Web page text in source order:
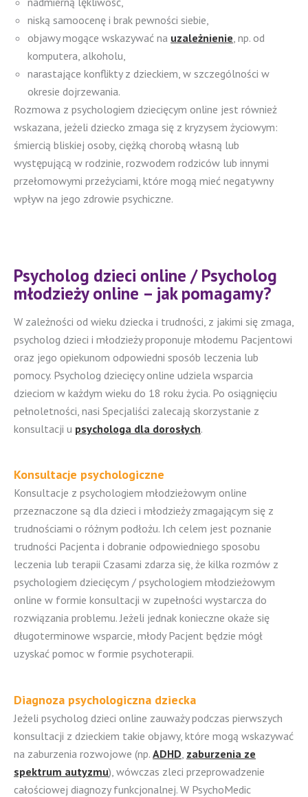
niską samoocenę i brak pewności siebie,
objawy mogące wskazywać na uzależnienie , np. od
komputera, alkoholu,
narastające konflikty z dzieckiem, w szczególności w
okresie dojrzewania.
Rozmowa z psychologiem dziecięcym online jest również
wskazana, jeżeli dziecko zmaga się z kryzysem życiowym:
śmiercią bliskiej osoby, ciężką chorobą własną lub
występującą w rodzinie, rozwodem rodziców lub innymi
przełomowymi przeżyciami, które mogą mieć negatywny
wpływ na jego zdrowie psychiczne.
Psycholog dzieci online / Psycholog
młodzieży online – jak pomagamy?
W zależności od wieku dziecka i trudności, z jakimi się zmaga,
psycholog dzieci i młodzieży proponuje młodemu Pacjentowi
oraz jego opiekunom odpowiedni sposób leczenia lub
pomocy. Psycholog dziecięcy online udziela wsparcia
dzieciom w każdym wieku do 18 roku życia. Po osiągnięciu
pełnoletności, nasi Specjaliści zalecają skorzystanie z
konsultacji u psychologa dla dorosłych.
Konsultacje psychologiczne
Konsultacje z psychologiem młodzieżowym online
przeznaczone są dla dzieci i młodzieży zmagającym się z
trudnościami o różnym podłożu. Ich celem jest poznanie
trudności Pacjenta i dobranie odpowiedniego sposobu
leczenia lub terapii Czasami zdarza się, że kilka rozmów z
psychologiem dziecięcym / psychologiem młodzieżowym
online w formie konsultacji w zupełności wystarcza do
rozwiązania problemu. Jeżeli jednak konieczne okaże się
długoterminowe wsparcie, młody Pacjent będzie mógł
uzyskać pomoc w formie psychoterapii.
Diagnoza psychologiczna dziecka
Jeżeli psycholog dzieci online zauważy podczas pierwszych
konsultacji z dzieckiem takie objawy, które mogą wskazywać
na zaburzenia rozwojowe (np. ADHD zaburzenia ze
spektrum autyzmu), wówczas zleci przeprowadzenie
całościowej diagnozy funkcjonalnej. W PsychoMedic